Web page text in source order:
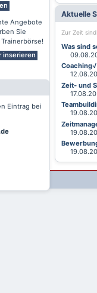
Angebote
Sie
inserieren
Eintrag bei
Aktuelle
Zur Zeit sind
Was sind
Zeit- und